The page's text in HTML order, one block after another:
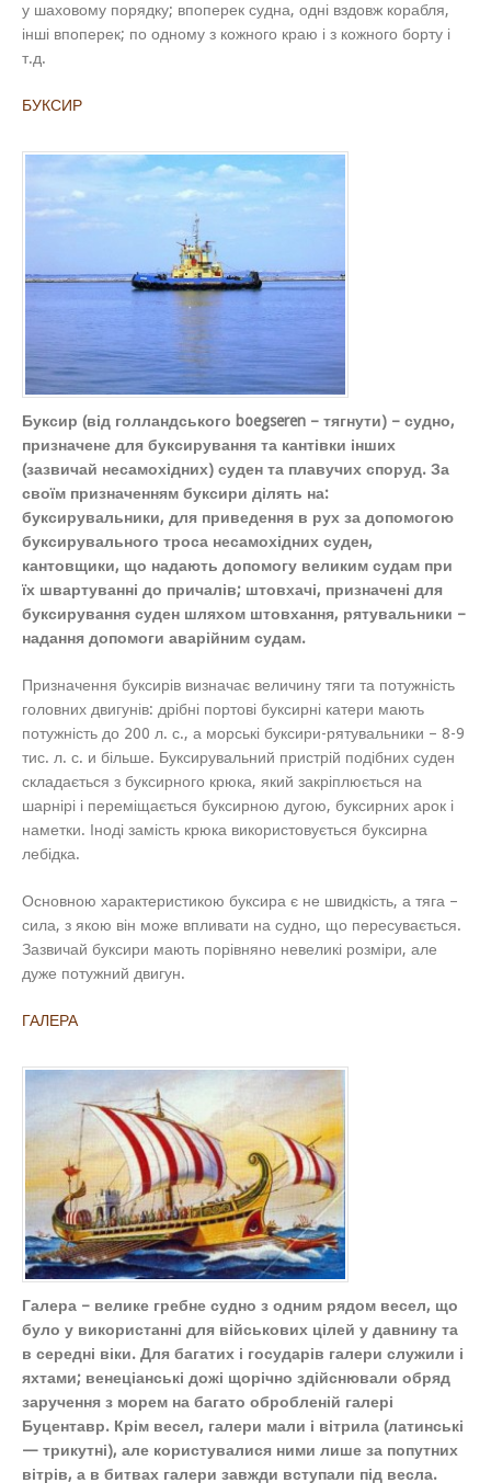
у шаховому порядку; впоперек судна, одні вздовж корабля,
інші впоперек; по одному з кожного краю і з кожного борту і
т.д.
БУКСИР
Буксир (від голландського boegseren – тягнути) – судно,
призначене для буксирування та кантівки інших
(зазвичай несамохідних) суден та плавучих споруд. За
своїм призначенням буксири ділять на:
буксирувальники, для приведення в рух за допомогою
буксирувального троса несамохідних суден,
кантовщики, що надають допомогу великим судам при
їх швартуванні до причалів; штовхачі, призначені для
буксирування суден шляхом штовхання, рятувальники –
надання допомоги аварійним судам.
Призначення буксирів визначає величину тяги та потужність
головних двигунів: дрібні портові буксирні катери мають
потужність до 200 л. с., а морські буксири-рятувальники – 8-9
тис. л. с. и більше. Буксирувальний пристрій подібних суден
складається з буксирного крюка, який закріплюється на
шарнірі і переміщається буксирною дугою, буксирних арок і
наметки. Іноді замість крюка використовується буксирна
лебідка.
Основною характеристикою буксира є не швидкість, а тяга –
сила, з якою він може впливати на судно, що пересувається.
Зазвичай буксири мають порівняно невеликі розміри, але
дуже потужний двигун.
ГАЛЕРА
Галера – велике гребне судно з одним рядом весел, що
було у використанні для військових цілей у давнину та
в середні віки. Для багатих і государів галери служили і
яхтами; венеціанські дожі щорічно здійснювали обряд
заручення з морем на багато обробленій галері
Буцентавр. Крім весел, галери мали і вітрила (латинські
— трикутні), але користувалися ними лише за попутних
вітрів, а в битвах галери завжди вступали під весла.